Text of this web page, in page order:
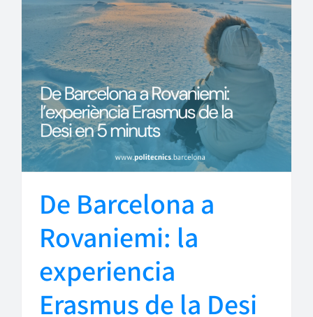
De Barcelona a
Rovaniemi: la
experiencia
Erasmus de la Desi